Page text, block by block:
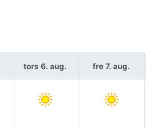
tors 6. aug. fre 7. aug.